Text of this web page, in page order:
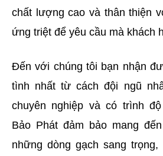
chất lượng cao và thân thiện
ứng triệt để yêu cầu mà khách
Đến với chúng tôi bạn nhận
tình nhất từ cách đội ngũ
chuyên nghiệp và có trình
Bảo Phát đảm bảo mang
những dòng gạch sang